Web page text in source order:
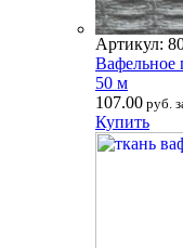
Артикул:
Вафельное
50 м
107.00 руб.
Купить